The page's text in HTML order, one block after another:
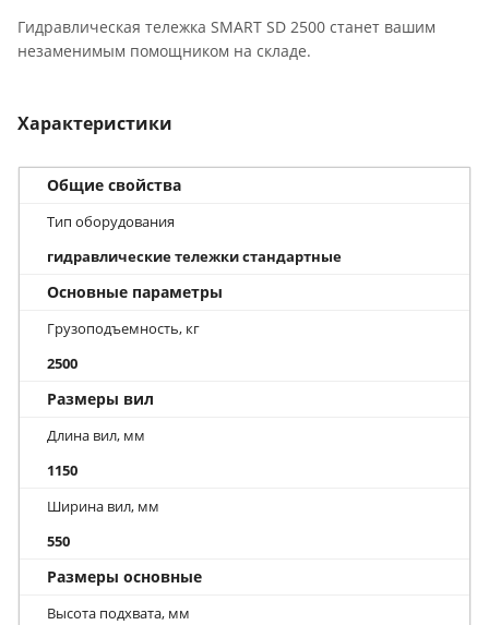
Гидравлическая тележка SMART SD 2500 станет вашим
незаменимым помощником на складе.
Характеристики
Общие свойства
Тип оборудования
гидравлические тележки стандартные
Основные параметры
Грузоподъемность, кг
2500
Размеры вил
Длина вил, мм
1150
Ширина вил, мм
550
Размеры основные
Высота подхвата, мм